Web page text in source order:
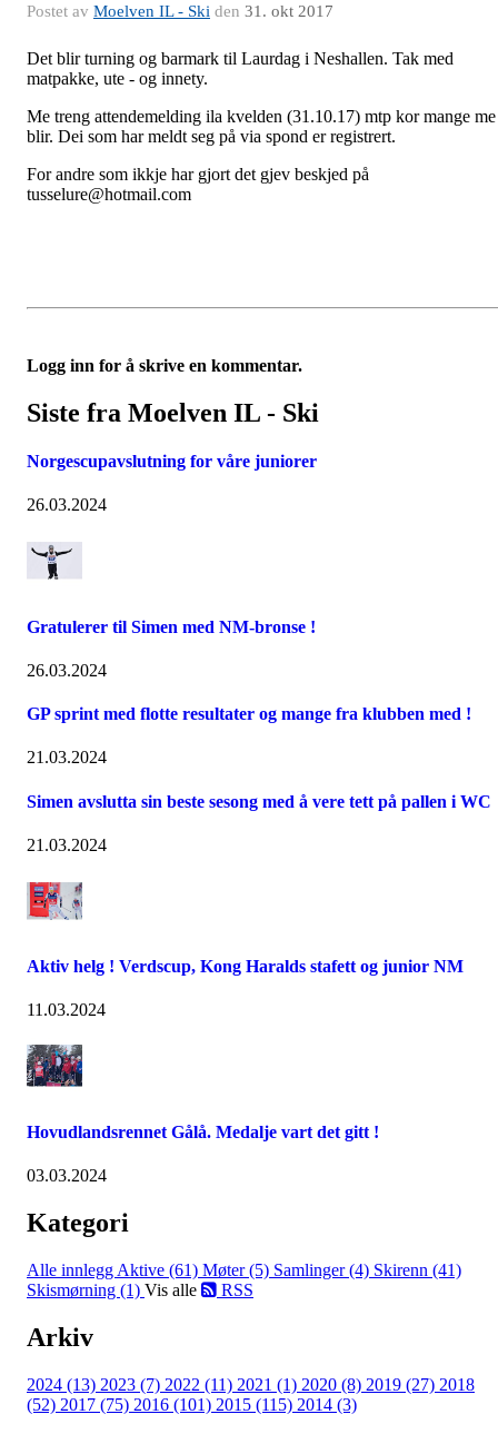
Postet av Moelven IL - Ski den 31. okt 2017
Det blir turning og barmark til Laurdag i Neshallen. Tak med
matpakke, ute - og innety.
Me treng attendemelding ila kvelden (31.10.17) mtp kor mange me
blir. Dei som har meldt seg på via spond er registrert.
For andre som ikkje har gjort det gjev beskjed på
tusselure@hotmail.com
Logg inn for å skrive en kommentar.
Siste fra Moelven IL - Ski
Norgescupavslutning for våre juniorer
26.03.2024
Gratulerer til Simen med NM-bronse !
26.03.2024
GP sprint med flotte resultater og mange fra klubben med !
21.03.2024
Simen avslutta sin beste sesong med å vere tett på pallen i WC
21.03.2024
Aktiv helg ! Verdscup, Kong Haralds stafett og junior NM
11.03.2024
Hovudlandsrennet Gålå. Medalje vart det gitt !
03.03.2024
Kategori
Alle innlegg Aktive (61) Møter (5) Samlinger (4) Skirenn (41)
Skismørning (1) Vis alle RSS
Arkiv
2024 (13) 2023 (7) 2022 (11) 2021 (1) 2020 (8) 2019 (27) 2018
(52) 2017 (75) 2016 (101) 2015 (115) 2014 (3)